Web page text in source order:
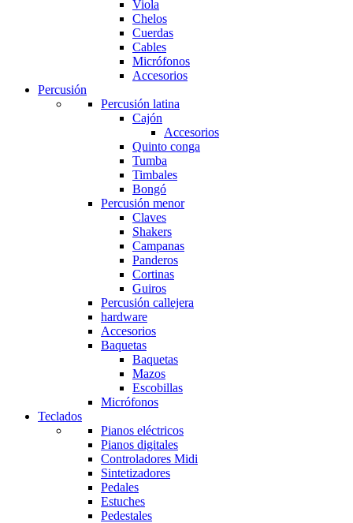
Viola
Chelos
Cuerdas
Cables
Micrófonos
Accesorios
Percusión
Percusión latina
Cajón
Accesorios
Quinto conga
Tumba
Timbales
Bongó
Percusión menor
Claves
Shakers
Campanas
Panderos
Cortinas
Guiros
Percusión callejera
hardware
Accesorios
Baquetas
Baquetas
Mazos
Escobillas
Micrófonos
Teclados
Pianos eléctricos
Pianos digitales
Controladores Midi
Sintetizadores
Pedales
Estuches
Pedestales